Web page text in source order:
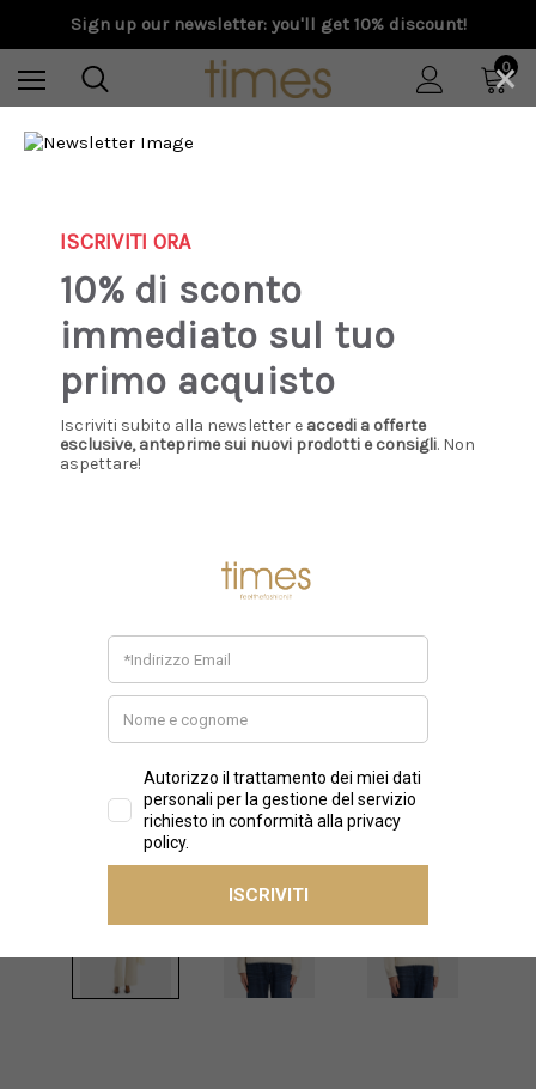
Sign up our newsletter: you'll get 10% discount!
0
Home Special Prices
×
ISCRIVITI ORA
10% di sconto
immediato sul tuo
primo acquisto
Iscriviti subito alla newsletter e accedi a offerte
esclusive, anteprime sui nuovi prodotti e consigli. Non
aspettare!